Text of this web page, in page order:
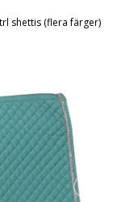
shettis (flera färger)